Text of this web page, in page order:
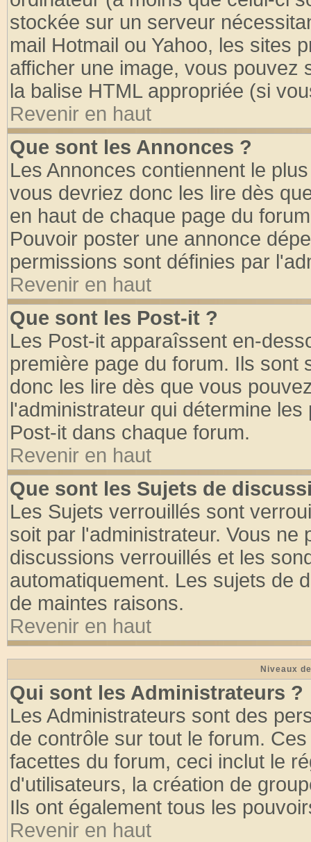
stockée sur un serveur
mail Hotmail ou Yahoo, les sites
afficher une image, vous pouvez
la balise HTML appropriée (si
Revenir en haut
Que sont les Annonces ?
Les Annonces contiennent le
vous devriez donc les lire dès
en haut de chaque page du
Pouvoir poster une annonce
permissions sont définies par
Revenir en haut
Que sont les Post-it ?
Les Post-it apparaîssent en-
première page du forum. Ils
donc les lire dès que vous
l'administrateur qui détermine
Post-it dans chaque forum.
Revenir en haut
Que sont les Sujets de
Les Sujets verrouillés sont
soit par l'administrateur. Vous
discussions verrouillés et les
automatiquement. Les sujets de
de maintes raisons.
Revenir en haut
Niveaux
Qui sont les Administrateurs ?
Les Administrateurs sont des
de contrôle sur tout le forum.
facettes du forum, ceci inclut le
d'utilisateurs, la création de
Ils ont également tous les
Revenir en haut